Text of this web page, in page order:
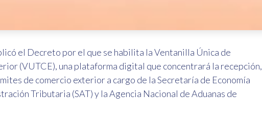
el Decreto por el que se habilita la Ventanilla Única de
(VUTCE), una plataforma digital que concentrará la recepción,
de comercio exterior a cargo de la Secretaría de Economía
Tributaria (SAT) y la Agencia Nacional de Aduanas de